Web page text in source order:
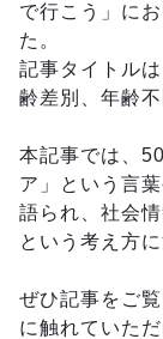
で行こう」に
た。
記事タイトル
齢差別、年齢
本記事では、
ア」という言
語られ、社会
という考え方
ぜひ記事をご
に触れていた